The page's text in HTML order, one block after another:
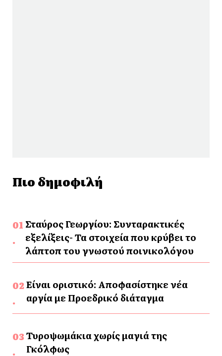
Πιο δημοφιλή
Σταύρος Γεωργίου: Συνταρακτικές
εξελίξεις- Τα στοιχεία που κρύβει το
λάπτοπ του γνωστού ποινικολόγου
Είναι οριστικό: Αποφασίστηκε νέα
αργία με Προεδρικό διάταγμα
Τυροψωμάκια χωρίς μαγιά της
Γκόλφως